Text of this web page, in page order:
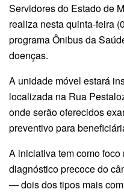
Servidores do Estado de
realiza nesta quinta-feira
programa Ônibus da
doenças.
A unidade móvel estará
localizada na Rua
onde serão oferecidos
preventivo para
A iniciativa tem como
diagnóstico precoce do
— dois dos tipos mais